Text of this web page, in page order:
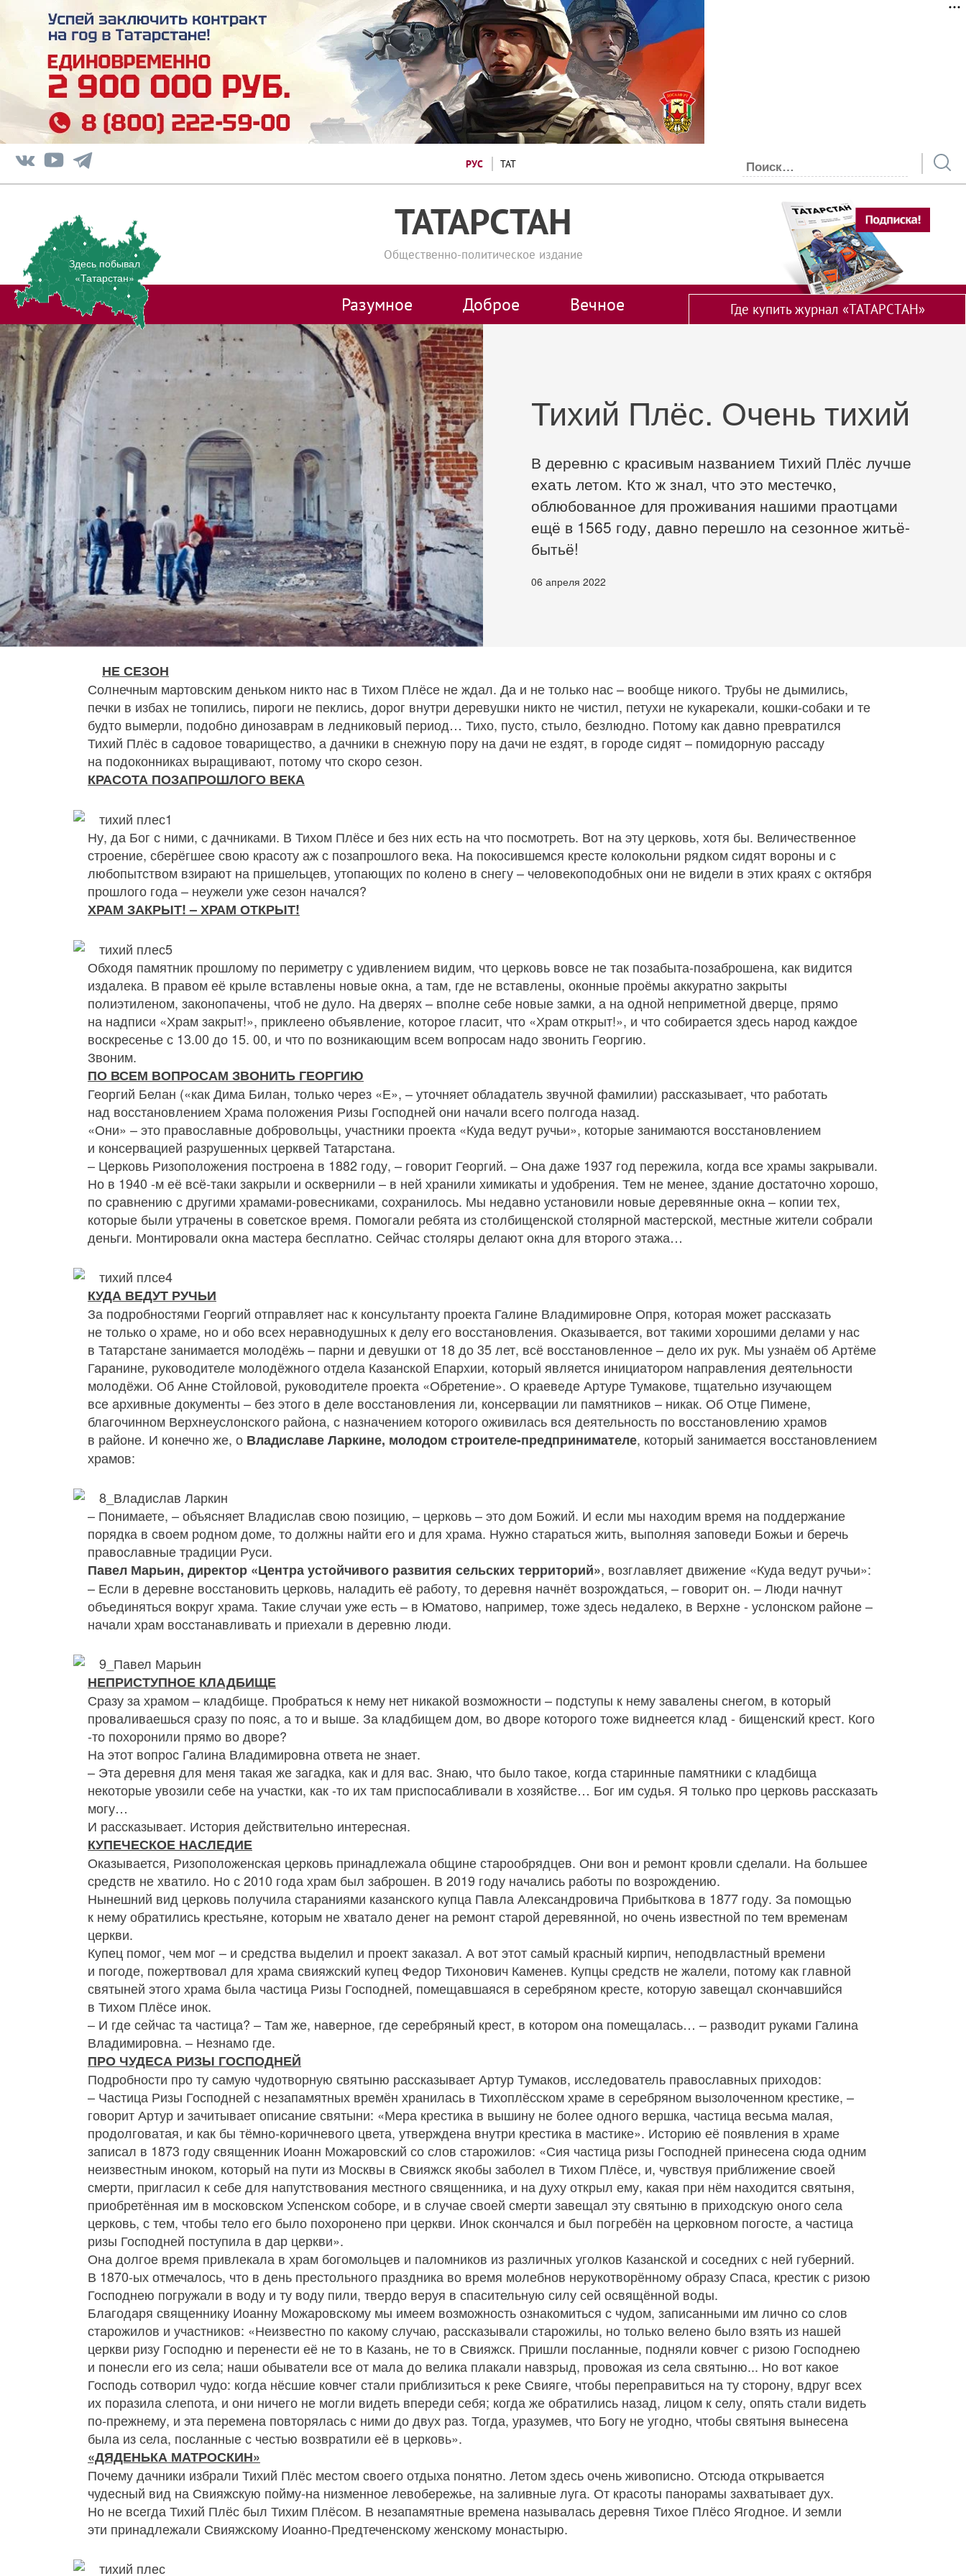
РУС ТАТ
ТАТАРСТАН
Общественно-политическое издание
Здесь побывал
«Татарстан»
Разумное Доброе Вечное Где купить журнал «ТАТАРСТАН»
Тихий Плёс. Очень тихий
В деревню с красивым названием Тихий Плёс лучше
ехать летом. Кто ж знал, что это местечко,
облюбованное для проживания нашими праотцами
ещё в 1565 году, давно перешло на сезонное житьё-
бытьё!
06 апреля 2022
НЕ СЕЗОН
Солнечным мартовским деньком никто нас в Тихом Плёсе не ждал. Да и не только нас – вообще никого. Трубы не дымились,
печки в избах не топились, пироги не пеклись, дорог внутри деревушки никто не чистил, петухи не кукарекали, кошки-собаки и те
будто вымерли, подобно динозаврам в ледниковый период… Тихо, пусто, стыло, безлюдно. Потому как давно превратился
Тихий Плёс в садовое товарищество, а дачники в снежную пору на дачи не ездят, в городе сидят – помидорную рассаду
на подоконниках выращивают, потому что скоро сезон.
КРАСОТА ПОЗАПРОШЛОГО ВЕКА
Ну, да Бог с ними, с дачниками. В Тихом Плёсе и без них есть на что посмотреть. Вот на эту церковь, хотя бы. Величественное
строение, сберёгшее свою красоту аж с позапрошлого века. На покосившемся кресте колокольни рядком сидят вороны и с
любопытством взирают на пришельцев, утопающих по колено в снегу – человекоподобных они не видели в этих краях с октября
прошлого года – неужели уже сезон начался?
ХРАМ ЗАКРЫТ! – ХРАМ ОТКРЫТ!
Обходя памятник прошлому по периметру с удивлением видим, что церковь вовсе не так позабыта-позаброшена, как видится
издалека. В правом её крыле вставлены новые окна, а там, где не вставлены, оконные проёмы аккуратно закрыты
полиэтиленом, законопачены, чтоб не дуло. На дверях – вполне себе новые замки, а на одной неприметной дверце, прямо
на надписи «Храм закрыт!», приклеено объявление, которое гласит, что «Храм открыт!», и что собирается здесь народ каждое
воскресенье с 13.00 до 15. 00, и что по возникающим всем вопросам надо звонить Георгию.
Звоним.
ПО ВСЕМ ВОПРОСАМ ЗВОНИТЬ ГЕОРГИЮ
Георгий Белан («как Дима Билан, только через «Е», – уточняет обладатель звучной фамилии) рассказывает, что работать
над восстановлением Храма положения Ризы Господней они начали всего полгода назад.
«Они» – это православные добровольцы, участники проекта «Куда ведут ручьи», которые занимаются восстановлением
и консервацией разрушенных церквей Татарстана.
– Церковь Ризоположения построена в 1882 году, – говорит Георгий. – Она даже 1937 год пережила, когда все храмы закрывали.
Но в 1940 ‑м её всё‑таки закрыли и осквернили – в ней хранили химикаты и удобрения. Тем не менее, здание достаточно хорошо,
по сравнению с другими храмами-ровесниками, сохранилось. Мы недавно установили новые деревянные окна – копии тех,
которые были утрачены в советское время. Помогали ребята из столбищенской столярной мастерской, местные жители собрали
деньги. Монтировали окна мастера бесплатно. Сейчас столяры делают окна для второго этажа…
КУДА ВЕДУТ РУЧЬИ
За подробностями Георгий отправляет нас к консультанту проекта Галине Владимировне Опря, которая может рассказать
не только о храме, но и обо всех неравнодушных к делу его восстановления. Оказывается, вот такими хорошими делами у нас
в Татарстане занимается молодёжь – парни и девушки от 18 до 35 лет, всё восстановленное – дело их рук. Мы узнаём об Артёме
Гаранине, руководителе молодёжного отдела Казанской Епархии, который является инициатором направления деятельности
молодёжи. Об Анне Стойловой, руководителе проекта «Обретение». О краеведе Артуре Тумакове, тщательно изучающем
все архивные документы – без этого в деле восстановления ли, консервации ли памятников – никак. Об Отце Пимене,
благочинном Верхнеуслонского района, с назначением которого оживилась вся деятельность по восстановлению храмов
в районе. И конечно же, о Владиславе Ларкине, молодом строителе-предпринимателе, который занимается восстановлением
храмов:
– Понимаете, – объясняет Владислав свою позицию, – церковь – это дом Божий. И если мы находим время на поддержание
порядка в своем родном доме, то должны найти его и для храма. Нужно стараться жить, выполняя заповеди Божьи и беречь
православные традиции Руси.
Павел Марьин, директор «Центра устойчивого развития сельских территорий», возглавляет движение «Куда ведут ручьи»:
– Если в деревне восстановить церковь, наладить её работу, то деревня начнёт возрождаться, – говорит он. – Люди начнут
объединяться вокруг храма. Такие случаи уже есть – в Юматово, например, тоже здесь недалеко, в Верхне - услонском районе –
начали храм восстанавливать и приехали в деревню люди.
НЕПРИСТУПНОЕ КЛАДБИЩЕ
Сразу за храмом – кладбище. Пробраться к нему нет никакой возможности – подступы к нему завалены снегом, в который
проваливаешься сразу по пояс, а то и выше. За кладбищем дом, во дворе которого тоже виднеется клад - бищенский крест. Кого
‑то похоронили прямо во дворе?
На этот вопрос Галина Владимировна ответа не знает.
– Эта деревня для меня такая же загадка, как и для вас. Знаю, что было такое, когда старинные памятники с кладбища
некоторые увозили себе на участки, как ‑то их там приспосабливали в хозяйстве… Бог им судья. Я только про церковь рассказать
могу…
И рассказывает. История действительно интересная.
КУПЕЧЕСКОЕ НАСЛЕДИЕ
Оказывается, Ризоположенская церковь принадлежала общине старообрядцев. Они вон и ремонт кровли сделали. На большее
средств не хватило. Но с 2010 года храм был заброшен. В 2019 году начались работы по возрождению.
Нынешний вид церковь получила стараниями казанского купца Павла Александровича Прибыткова в 1877 году. За помощью
к нему обратились крестьяне, которым не хватало денег на ремонт старой деревянной, но очень известной по тем временам
церкви.
Купец помог, чем мог – и средства выделил и проект заказал. А вот этот самый красный кирпич, неподвластный времени
и погоде, пожертвовал для храма свияжский купец Федор Тихонович Каменев. Купцы средств не жалели, потому как главной
святыней этого храма была частица Ризы Господней, помещавшаяся в серебряном кресте, которую завещал скончавшийся
в Тихом Плёсе инок.
– И где сейчас та частица? – Там же, наверное, где серебряный крест, в котором она помещалась… – разводит руками Галина
Владимировна. – Незнамо где.
ПРО ЧУДЕСА РИЗЫ ГОСПОДНЕЙ
Подробности про ту самую чудотворную святыню рассказывает Артур Тумаков, исследователь православных приходов:
– Частица Ризы Господней с незапамятных времён хранилась в Тихоплёсском храме в серебряном вызолоченном крестике, –
говорит Артур и зачитывает описание святыни: «Мера крестика в вышину не более одного вершка, частица весьма малая,
продолговатая, и как бы тёмно-коричневого цвета, утверждена внутри крестика в мастике». Историю её появления в храме
записал в 1873 году священник Иоанн Можаровский со слов старожилов: «Сия частица ризы Господней принесена сюда одним
неизвестным иноком, который на пути из Москвы в Свияжск якобы заболел в Тихом Плёсе, и, чувствуя приближение своей
смерти, пригласил к себе для напутствования местного священника, и на духу открыл ему, какая при нём находится святыня,
приобретённая им в московском Успенском соборе, и в случае своей смерти завещал эту святыню в приходскую оного села
церковь, с тем, чтобы тело его было похоронено при церкви. Инок скончался и был погребён на церковном погосте, а частица
ризы Господней поступила в дар церкви».
Она долгое время привлекала в храм богомольцев и паломников из различных уголков Казанской и соседних с ней губерний.
В 1870‑ых отмечалось, что в день престольного праздника во время молебнов нерукотворённому образу Спаса, крестик с ризою
Господнею погружали в воду и ту воду пили, твердо веруя в спасительную силу сей освящённой воды.
Благодаря священнику Иоанну Можаровскому мы имеем возможность ознакомиться с чудом, записанными им лично со слов
старожилов и участников: «Неизвестно по какому случаю, рассказывали старожилы, но только велено было взять из нашей
церкви ризу Господню и перенести её не то в Казань, не то в Свияжск. Пришли посланные, подняли ковчег с ризою Господнею
и понесли его из села; наши обыватели все от мала до велика плакали навзрыд, провожая из села святыню... Но вот какое
Господь сотворил чудо: когда нёсшие ковчег стали приблизиться к реке Свияге, чтобы переправиться на ту сторону, вдруг всех
их поразила слепота, и они ничего не могли видеть впереди себя; когда же обратились назад, лицом к селу, опять стали видеть
по-прежнему, и эта перемена повторялась с ними до двух раз. Тогда, уразумев, что Богу не угодно, чтобы святыня вынесена
была из села, посланные с честью возвратили её в церковь».
«ДЯДЕНЬКА МАТРОСКИН»
Почему дачники избрали Тихий Плёс местом своего отдыха понятно. Летом здесь очень живописно. Отсюда открывается
чудесный вид на Свияжскую пойму‑на низменное левобережье, на заливные луга. От красоты панорамы захватывает дух.
Но не всегда Тихий Плёс был Тихим Плёсом. В незапамятные времена называлась деревня Тихое Плёсо Ягодное. И земли
эти принадлежали Свияжскому Иоанно-Предтеченскому женскому монастырю.